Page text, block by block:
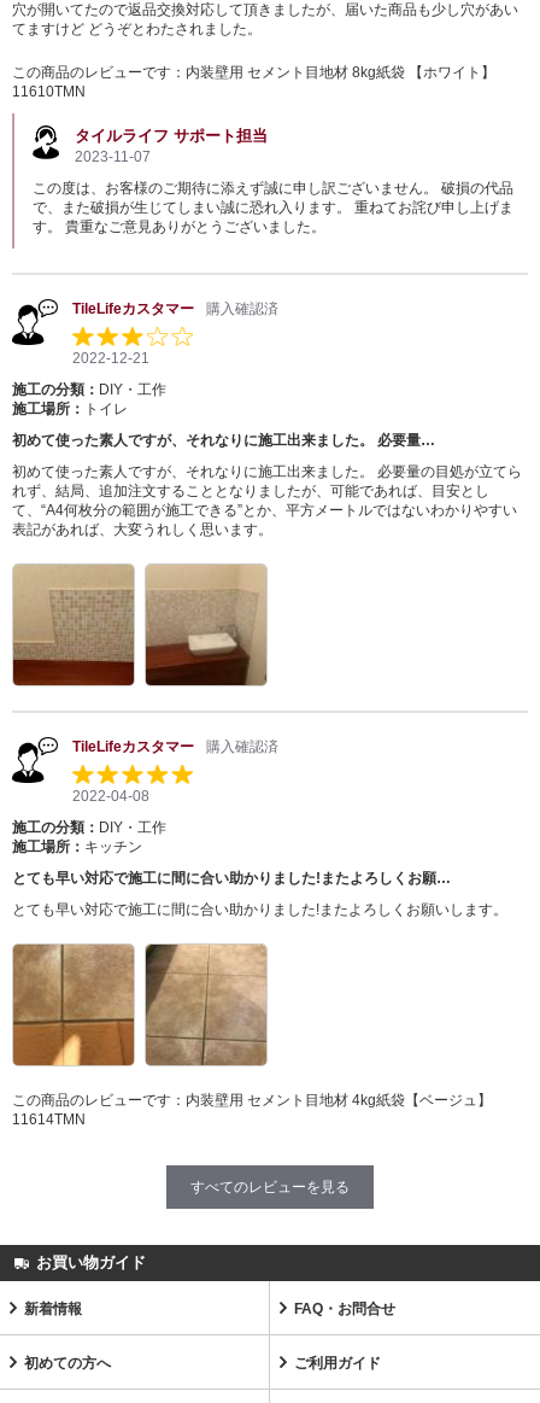
穴が開いてたので返品交換対応して頂きましたが、届いた商品も少し穴があい
てますけど どうぞとわたされました。
この商品のレビューです： 内装壁用 セメント目地材 8kg紙袋 【ホワイト】
11610TMN
タイルライフ サポート担当
2023-11-07
この度は、お客様のご期待に添えず誠に申し訳ございません。 破損の代品
で、また破損が生じてしまい誠に恐れ入ります。 重ねてお詫び申し上げま
す。 貴重なご意見ありがとうございました。
TileLifeカスタマー 購入確認済
2022-12-21
施工の分類： DIY・工作
施工場所： トイレ
初めて使った素人ですが、それなりに施工出来ました。 必要量…
初めて使った素人ですが、それなりに施工出来ました。 必要量の目処が立てら
れず、結局、追加注文することとなりましたが、可能であれば、目安とし
て、“A4何枚分の範囲が施工できる”とか、平方メートルではないわかりやすい
表記があれば、大変うれしく思います。
TileLifeカスタマー 購入確認済
2022-04-08
施工の分類： DIY・工作
施工場所： キッチン
とても早い対応で施工に間に合い助かりました!またよろしくお願…
とても早い対応で施工に間に合い助かりました!またよろしくお願いします。
この商品のレビューです： 内装壁用 セメント目地材 4kg紙袋【ベージュ】
11614TMN
すべてのレビューを見る
お買い物ガイド
新着情報 FAQ・お問合せ
初めての方へ ご利用ガイド